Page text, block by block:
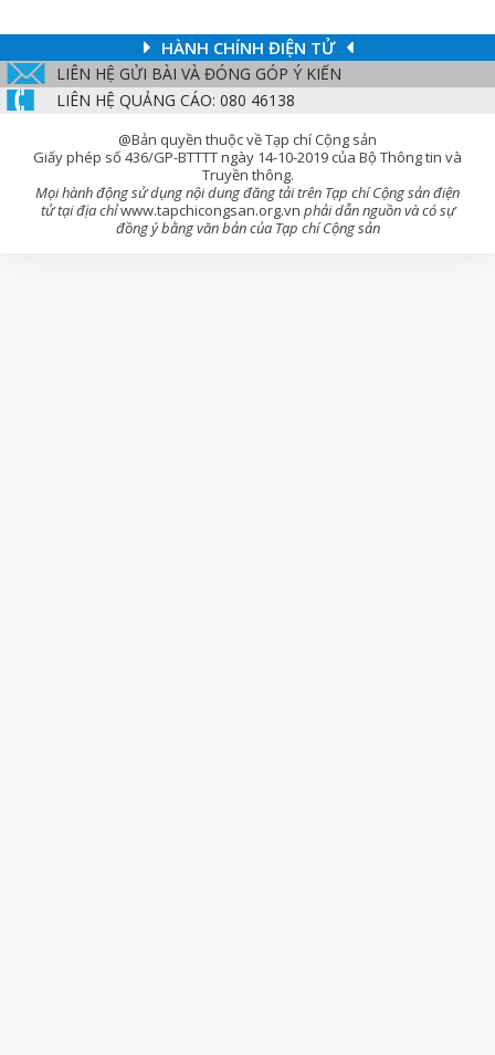
HÀNH CHÍNH ĐIỆN TỬ
LIÊN HỆ GỬI BÀI VÀ ĐÓNG GÓP Ý KIẾN
LIÊN HỆ QUẢNG CÁO: 080 46138
@Bản quyền thuộc về Tạp chí Cộng sản
Giấy phép số 436/GP-BTTTT ngày 14-10-2019 của Bộ Thông tin và
Truyền thông.
Mọi hành động sử dụng nội dung đăng tải trên Tạp chí Cộng sản điện
tử tại địa chỉwww.tapchicongsan.org.vn phải dẫn nguồn và có sự
đồng ý bằng văn bản của Tạp chí Cộng sản